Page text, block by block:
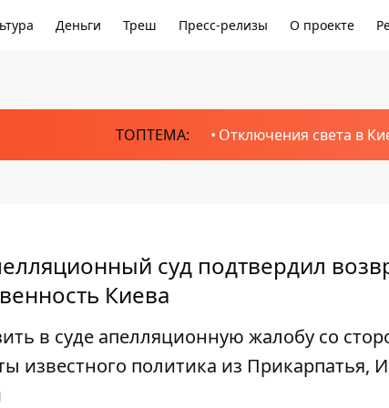
Деньги Треш Пресс-релизы О проекте
ТОПТЕМА: Отключения света в
суд подтвердил
Киева
в суде апелляционную жалобу со
известного политика из Прикарпатья,